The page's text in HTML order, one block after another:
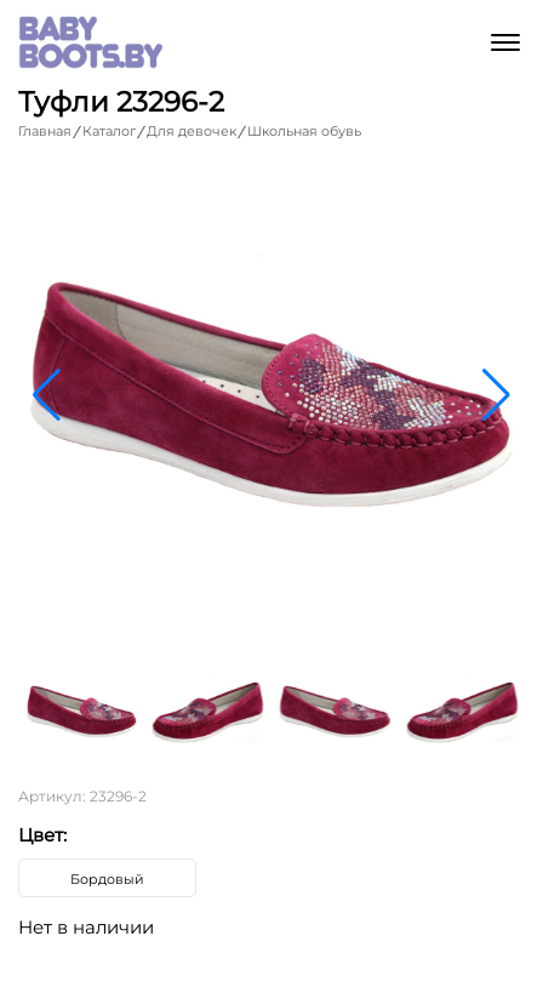
Туфли 23296-2
Главная Каталог Для девочек Школьная обувь
Артикул: 23296-2
Цвет:
Бордовый
Нет в наличии